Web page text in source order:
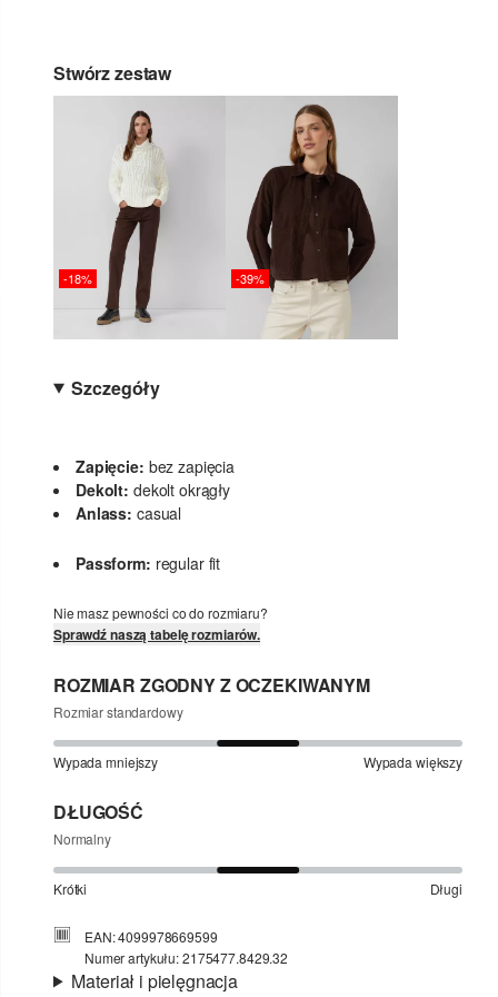
Stwórz zestaw
-18% -39%
Szczegóły
Zapięcie: bez zapięcia
Dekolt: dekolt okrągły
Anlass: casual
Passform: regular fit
Nie masz pewności co do rozmiaru?
Sprawdź naszą tabelę rozmiarów.
ROZMIAR ZGODNY Z OCZEKIWANYM
Rozmiar standardowy
Wypada mniejszy Wypada większy
DŁUGOŚĆ
Normalny
Krótki Długi
EAN: 4099978669599
Numer artykułu: 2175477.8429.32
Materiał i pielęgnacja